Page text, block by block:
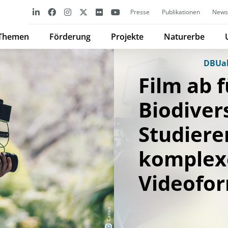
Presse Publikationen
Förderung Projekte Naturerbe
Canva
Film ab